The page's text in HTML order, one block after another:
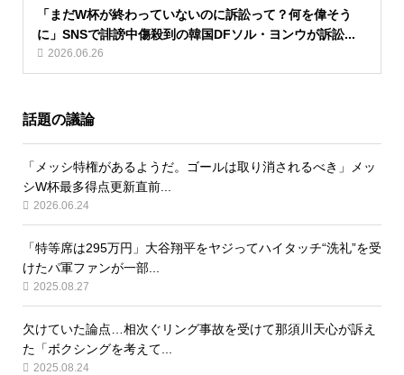
「まだW杯が終わっていないのに訴訟って？何を偉そう
に」SNSで誹謗中傷殺到の韓国DFソル・ヨンウが訴訟...
2026.06.26
話題の議論
「メッシ特権があるようだ。ゴールは取り消されるべき」メッ
シW杯最多得点更新直前...
2026.06.24
「特等席は295万円」大谷翔平をヤジってハイタッチ“洗礼”を受
けたパ軍ファンが一部...
2025.08.27
欠けていた論点…相次ぐリング事故を受けて那須川天心が訴え
た「ボクシングを考えて...
2025.08.24